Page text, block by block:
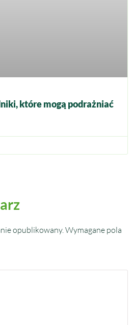
które mogą podrażniać
opublikowany.Wymagane pola